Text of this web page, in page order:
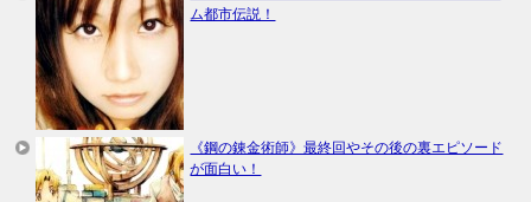
ム都市伝説！
《鋼の錬金術師》最終回やその後の裏エピソード
が面白い！